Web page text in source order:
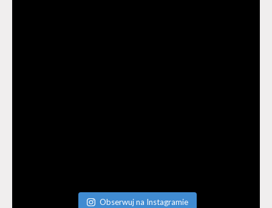
Obserwuj na Instagramie